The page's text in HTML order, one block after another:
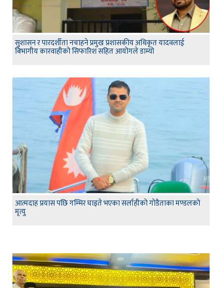
सुशासन र पारदर्शीता नचाहने प्रमुख प्रशासकीय अधिकृत यादवलाई
बिभागीय कारवाहीको सिफारिश सहित आयोगले डाम्यो
आत्मदाह प्रयास पछि गम्भिर घाइते भएका सर्लाहीको गोडैताका मण्डलको
मृत्यु